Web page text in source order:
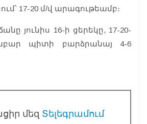
17-20 մ/վ արագութեամբ։
յունիս 16-ի ցերեկը, 17-20-
պիտի բարձրանայ 4-6
մեզ Տելեգրամում